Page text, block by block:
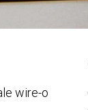
wire-o